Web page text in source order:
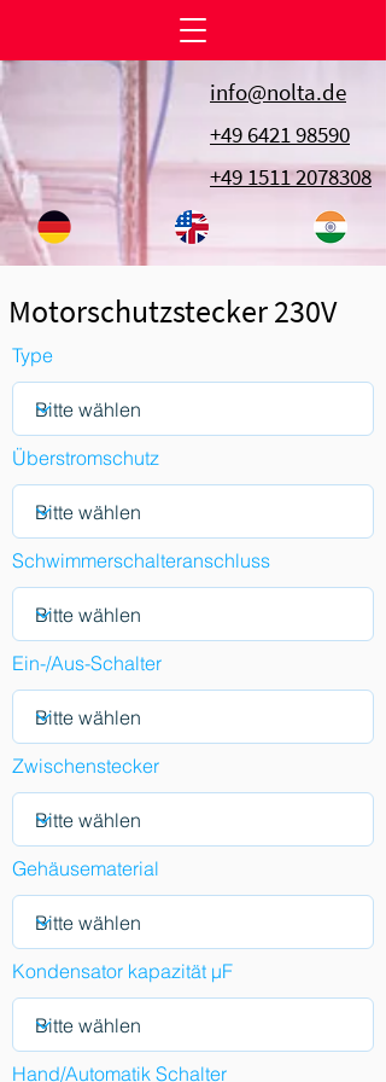
info@nolta.de
+49 6421 98590
+49 1511 2078308
Motorschutzstecker 230V
Type
Überstromschutz
Schwimmerschalteranschluss
Ein-/Aus-Schalter
Zwischenstecker
Gehäusematerial
Kondensator kapazität µF
Hand/Automatik Schalter